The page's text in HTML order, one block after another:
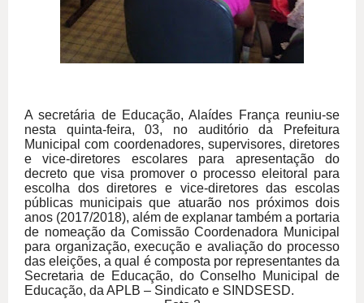
A secretária de Educação, Alaídes França reuniu-se
nesta quinta-feira, 03, no auditório da Prefeitura
Municipal com coordenadores, supervisores, diretores
e vice-diretores escolares para apresentação do
decreto que visa promover o processo eleitoral para
escolha dos diretores e vice-diretores das escolas
públicas municipais que atuarão nos próximos dois
anos (2017/2018), além de explanar também a portaria
de nomeação da Comissão Coordenadora Municipal
para organização, execução e avaliação do processo
das eleições, a qual é composta por representantes da
Secretaria de Educação, do Conselho Municipal de
Educação, da APLB – Sindicato e SINDSESD.